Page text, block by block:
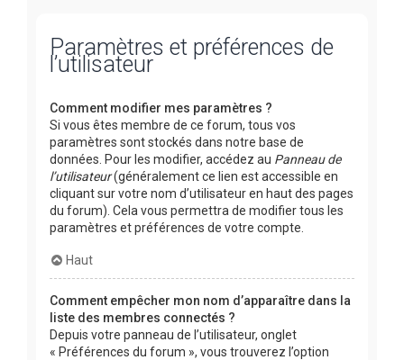
Paramètres et préférences de
l’utilisateur
Comment modifier mes paramètres ?
Si vous êtes membre de ce forum, tous vos
paramètres sont stockés dans notre base de
données. Pour les modifier, accédez au Panneau de
l’utilisateur(généralement ce lien est accessible en
cliquant sur votre nom d’utilisateur en haut des pages
du forum). Cela vous permettra de modifier tous les
paramètres et préférences de votre compte.
Haut
Comment empêcher mon nom d’apparaître dans la
liste des membres connectés ?
Depuis votre panneau de l’utilisateur, onglet
« Préférences du forum », vous trouverez l’option